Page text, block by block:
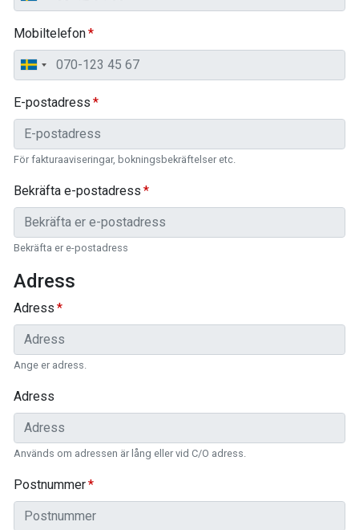
Mobiltelefon
E-postadress
För fakturaaviseringar, bokningsbekräftelser etc.
Bekräfta e-postadress
Bekräfta er e-postadress
Adress
Adress
Ange er adress.
Adress
Används om adressen är lång eller vid C/O adress.
Postnummer